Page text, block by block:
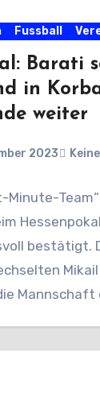
Fussball
Barati
in
weiter
2023
Minute-
bestätigt.
Mannschaft